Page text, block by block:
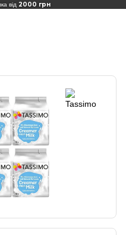
від 2000 грн